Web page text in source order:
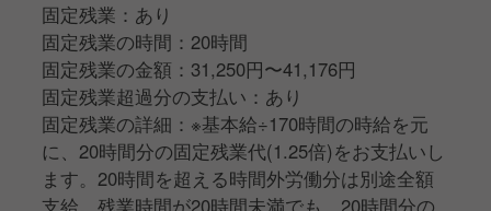
固定残業：あり
固定残業の時間：20時間
固定残業の金額：31,250円〜41,176円
固定残業超過分の支払い：あり
固定残業の詳細：※基本給÷170時間の時給を元
に、20時間分の固定残業代(1.25倍)をお支払いし
ます。20時間を超える時間外労働分は別途全額
支給。残業時間が20時間未満でも、20時間分の